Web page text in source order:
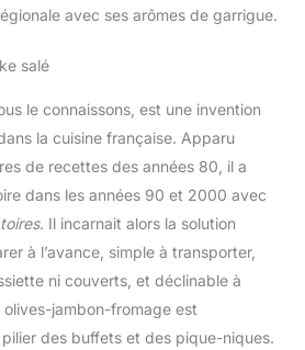
avec ses arômes de garrigue.
salé
le connaissons, est une invention
la cuisine française. Apparu
de recettes des années 80, il a
dans les années 90 et 2000 avec
. Il incarnait alors la solution
à l’avance, simple à transporter,
ni couverts, et déclinable à
olives-jambon-fromage est
des buffets et des pique-niques.